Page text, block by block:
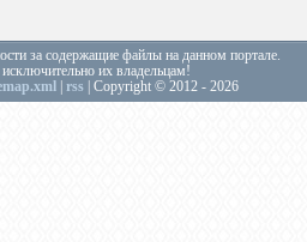
за содержащие файлы на данном портале.
их владельцам!
rss | Copyright © 2012 - 2026